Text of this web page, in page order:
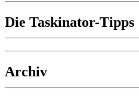
Die Taskinator-Tipps
Archiv